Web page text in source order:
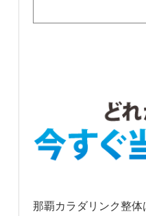
那覇カラダリンク整